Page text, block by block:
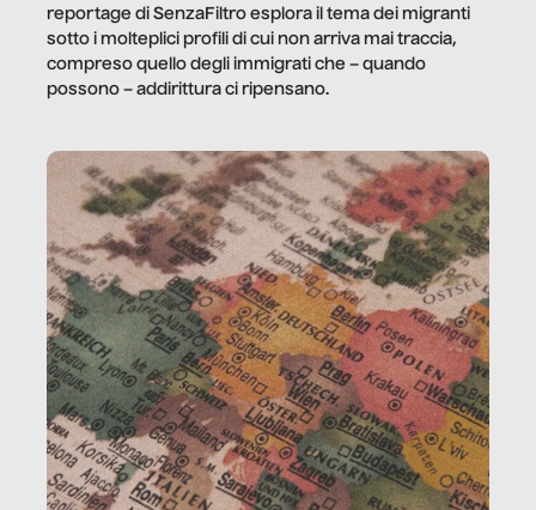
reportage di SenzaFiltro esplora il tema dei migranti
sotto i molteplici profili di cui non arriva mai traccia,
compreso quello degli immigrati che – quando
possono – addirittura ci ripensano.